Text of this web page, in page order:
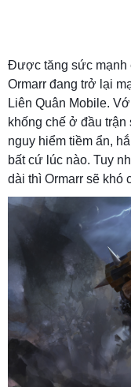
Được tăng sức mạnh
Ormarr đang trở lại
Liên Quân Mobile.
khống chế ở đầu trận
nguy hiểm tiềm ẩn,
bất cứ lúc nào. Tuy
dài thì Ormarr sẽ khó